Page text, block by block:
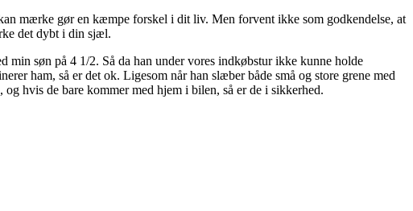
mærke gør en kæmpe forskel i dit liv. Men forvent ikke som godkendelse, at
det dybt i din sjæl.
min søn på 4 1/2. Så da han under vores indkøbstur ikke kunne holde
ham, så er det ok. Ligesom når han slæber både små og store grene med
hvis de bare kommer med hjem i bilen, så er de i sikkerhed.